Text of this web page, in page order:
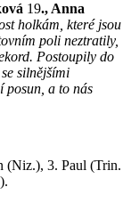
19., Anna
holkám, které jsou
poli neztratily,
Postoupily do
silnějšími
posun, a to nás
(Niz.), 3. Paul (Trin.